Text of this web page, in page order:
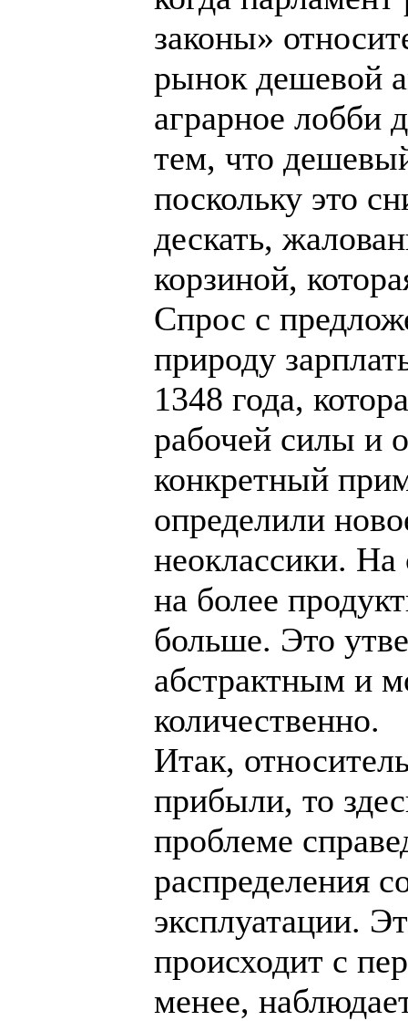
законы»
рынок дешевой
аграрное лобби
тем, что
поскольку это
дескать,
корзиной,
Спрос с
природу
1348 года,
рабочей силы и
конкретный
определили
неоклассики.
на более
больше. Это
абстрактным и
количественно.
Итак,
прибыли, то
проблеме
распределения
эксплуатации.
происходит с
менее,